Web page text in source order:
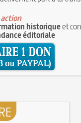
historiqueet
éditoriale